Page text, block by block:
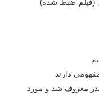
(فیلم ضبط شده)
دارند
معروف شد و مورد